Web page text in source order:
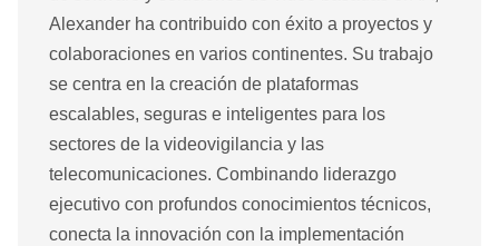
Alexander ha contribuido con éxito a proyectos y
colaboraciones en varios continentes. Su trabajo
se centra en la creación de plataformas
escalables, seguras e inteligentes para los
sectores de la videovigilancia y las
telecomunicaciones. Combinando liderazgo
ejecutivo con profundos conocimientos técnicos,
conecta la innovación con la implementación